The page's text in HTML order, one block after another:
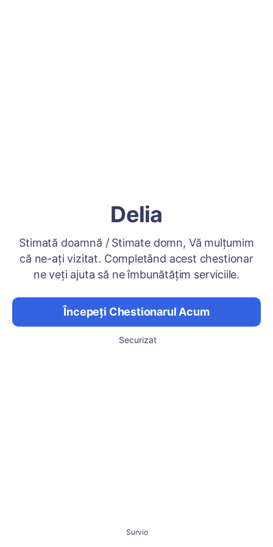
Delia
Stimată doamnă / Stimate domn, Vă mulțumim
că ne-ați vizitat. Completând acest chestionar
ne veți ajuta să ne îmbunătățim serviciile.
Începeți Chestionarul Acum
Securizat
Survio